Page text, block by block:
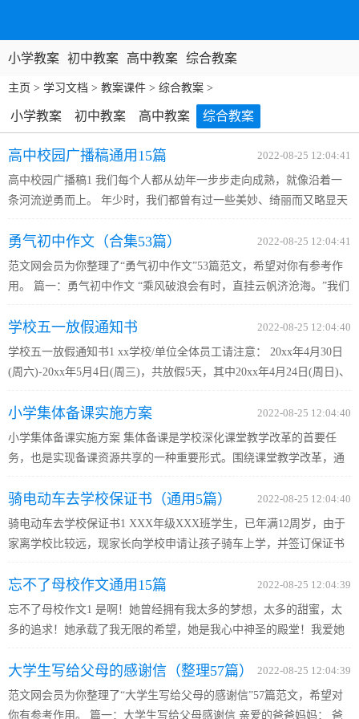
小学教案 初中教案 高中教案 综合教案
主页 > 学习文档 > 教案课件 > 综合教案 >
小学教案 初中教案 高中教案 综合教案
高中校园广播稿通用15篇 2022-08-25 12:04:41
高中校园广播稿1 我们每个人都从幼年一步步走向成熟，就像沿着一
条河流逆勇而上。 年少时，我们都曾有过一些美妙、绮丽而又略显天
陶醉于那些绚丽的颜色中。渐渐地，我们长大了，目光由脚边的鹅...
勇气初中作文（合集53篇） 2022-08-25 12:04:41
范文网会员为你整理了“勇气初中作文”53篇范文，希望对你有参考作
用。 篇一：勇气初中作文 “乘风破浪会有时，直挂云帆济沧海。”我们
向远方的勇气。每个人都需要勇气来面对一切成功与失败，...
学校五一放假通知书 2022-08-25 12:04:40
学校五一放假通知书1 xx学校/单位全体员工请注意： 20xx年4月30日
(周六)-20xx年5月4日(周三)，共放假5天，其中20xx年4月24日(周日)、
己的行李物品，注意自己的人身安全。意外情况，学校/单位...
小学集体备课实施方案 2022-08-25 12:04:40
小学集体备课实施方案 集体备课是学校深化课堂教学改革的首要任
务，也是实现备课资源共享的一种重要形式。围绕课堂教学改革，通
教学形式，加强集体备课的实效性，有利于教师在备课过程中较好
地...
骑电动车去学校保证书（通用5篇） 2022-08-25 12:04:40
骑电动车去学校保证书1 XXX年级XXX班学生，已年满12周岁，由于
家离学校比较远，现家长向学校申请让孩子骑车上学，并签订保证书
及带人，不在马路中间嬉戏或随意穿行，不与机动车抢道，不骑飞
车...
忘不了母校作文通用15篇 2022-08-25 12:04:39
忘不了母校作文1 是啊！她曾经拥有我太多的梦想，太多的甜蜜，太
多的追求！她承载了我无限的希望，她是我心中神圣的殿堂！我爱她
做个甜蜜的梦——它便已经过去了，消失得不留一点痕迹…… 6年...
大学生写给父母的感谢信（整理57篇） 2022-08-25 12:04:39
范文网会员为你整理了“大学生写给父母的感谢信”57篇范文，希望对
你有参考作用。 篇一：大学生写给父母感谢信 亲爱的爸爸妈妈： 爸